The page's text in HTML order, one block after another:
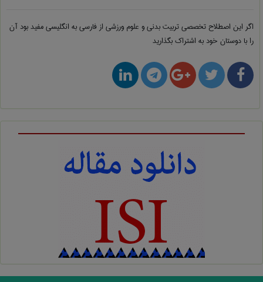
اگر این اصطلاح تخصصیتربيت بدنی و علوم ورزشی از فارسی به انگلیسیمفید بود آن
را با دوستان خود به اشتراک بگذارید